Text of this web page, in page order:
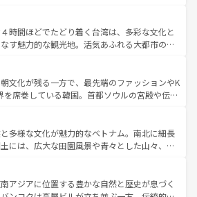
いローカルフードやハワイアンミュージッ
フラダンスなど、すべてがハワイの魅力を彩
れるたびに新しい発見と感動が待っているハ
一覧
大陸中央部にそびえるウルル（エアーズロッ
ニアの美しい原生林やケアンズの熱帯雨林な
がたくさん。また、カフェやワイン、オージ
ィビティも充実しており、サーフィンやダイ
キングなど、アウトドア好きにはたまらな
ラリアの多彩な魅力を存分に味わいつくそ
い。
時間ほどでたどり着く台湾は、多彩な文化と
す魅力的な観光地。活気あふれる大都市の台
な山岳地帯である台湾東部など、都市の喧騒
さが共存しており、訪れる人に新しい発見と
してくれる。また、奥深い台湾の食文化も魅
評判のスイーツなど、バラエティ豊かな料理
が味わえる。 なお、新着の台湾情報は コンテンツ一覧を参
。
文化が残る一方で、最先端のファッションやK
を席巻している韓国。首都ソウルの宮殿や伝統
を延ばせば四季折々の自然美を楽しむことが
て、キムチや焼肉、絶品のストリートフード
まな韓国料理が待っている。夜には、韓国な
れながら、韓国の多彩な魅力を心ゆくまで味
わってみてほしい。 なお、新着の韓国情報はコンテンツ一
ほしい。
多様な文化が魅力的なベトナム。南北に細長
には、広大な田園風景や青々とした山々、世
共に伝統が息づく。ハノイの古い町並みやホ
フランス統治時代の建物も、独特の雰囲気を
アジアに位置する豊かな自然と歴史が息づく